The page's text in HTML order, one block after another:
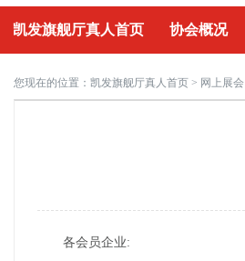
凯发旗舰厅真人首页 协会概况
重要活动
您现在的位置： 凯发旗舰厅真人首页 > 网上展会
各会员企业: